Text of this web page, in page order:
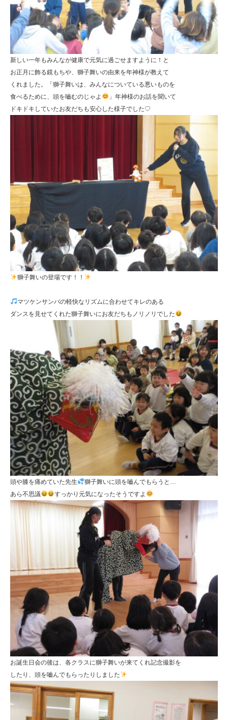
新しい一年もみんなが健康で元気に過ごせますように！と
お正月に飾る鏡もちや、獅子舞いの由来を年神様が教えて
くれました。「獅子舞いは、みんなについている悪いものを
食べるために、頭を嚙むのじゃよ
」年神様のお話を聞いて
ドキドキしていたお友だちも安心した様子でした♡
獅子舞いの登場です！！
マツケンサンバの軽快なリズムに合わせてキレのある
ダンスを見せてくれた獅子舞いにお友だちもノリノリでした
頭や膝を痛めていた先生
獅子舞いに頭を嚙んでもらうと…
あら不思議
すっかり元気になったそうですよ
お誕生日会の後は、各クラスに獅子舞いが来てくれ記念撮影を
したり、頭を嚙んでもらったりしました